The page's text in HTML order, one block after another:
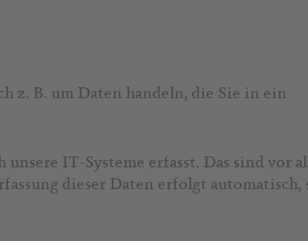
z. B. um Daten handeln, die Sie in ein
IT-Systeme erfasst. Das sind vor
dieser Daten erfolgt automatisch,